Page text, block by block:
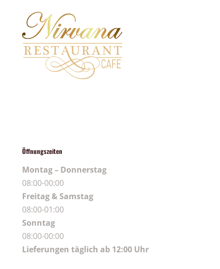
Öffnungszeiten
Montag – Donnerstag
08:00-00:00
Freitag & Samstag
08:00-01:00
Sonntag
08:00-00:00
Lieferungen täglich ab 12:00 Uhr